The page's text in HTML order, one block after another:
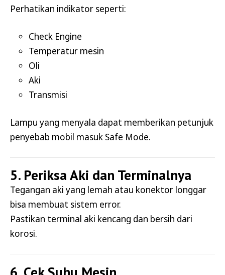
Perhatikan indikator seperti:
Check Engine
Temperatur mesin
Oli
Aki
Transmisi
Lampu yang menyala dapat memberikan petunjuk
penyebab mobil masuk Safe Mode.
5. Periksa Aki dan Terminalnya
Tegangan aki yang lemah atau konektor longgar
bisa membuat sistem error.
Pastikan terminal aki kencang dan bersih dari
korosi.